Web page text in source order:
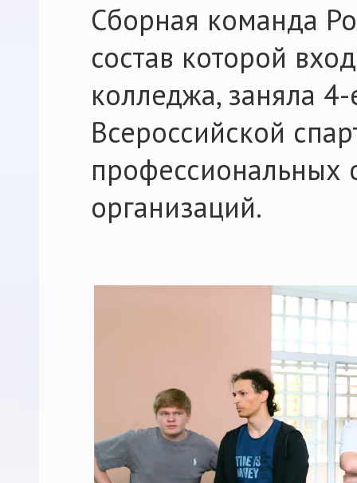
Сборная команда
состав которой
колледжа, заняла
Всероссийской
профессиональных
организаций.